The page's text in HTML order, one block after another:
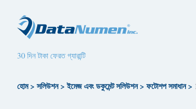
30 দিন টাকা ফেরত গ্যারান্টি
হোম> সলিউশন>ইমেজ এবং ডকুমেন্ট সলিউশন> ফটোশপ সমাধান>